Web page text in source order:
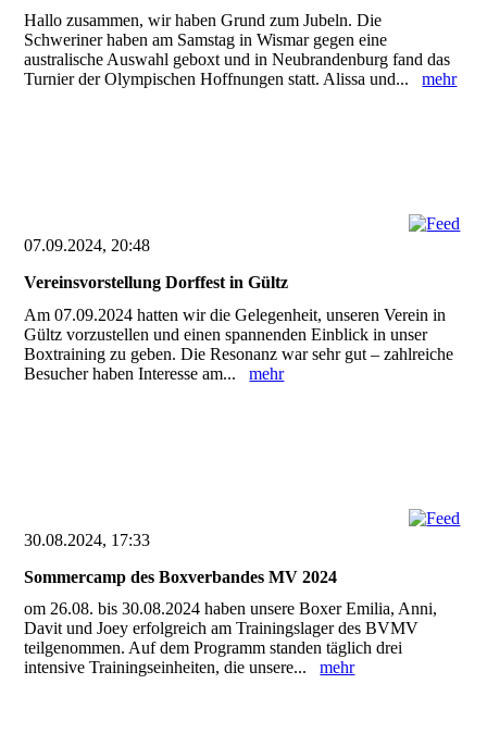
Hallo zusammen, wir haben Grund zum Jubeln. Die
Schweriner haben am Samstag in Wismar gegen eine
australische Auswahl geboxt und in Neubrandenburg fand das
Turnier der Olympischen Hoffnungen statt. Alissa und...mehr
07.09.2024, 20:48
Vereinsvorstellung Dorffest in Gültz
Am 07.09.2024 hatten wir die Gelegenheit, unseren Verein in
Gültz vorzustellen und einen spannenden Einblick in unser
Boxtraining zu geben. Die Resonanz war sehr gut – zahlreiche
Besucher haben Interesse am...mehr
30.08.2024, 17:33
Sommercamp des Boxverbandes MV 2024
om 26.08. bis 30.08.2024 haben unsere Boxer Emilia, Anni,
Davit und Joey erfolgreich am Trainingslager des BVMV
teilgenommen. Auf dem Programm standen täglich drei
intensive Trainingseinheiten, die unsere...mehr